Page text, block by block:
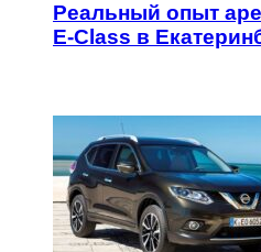
Реальный опыт
E-Class в